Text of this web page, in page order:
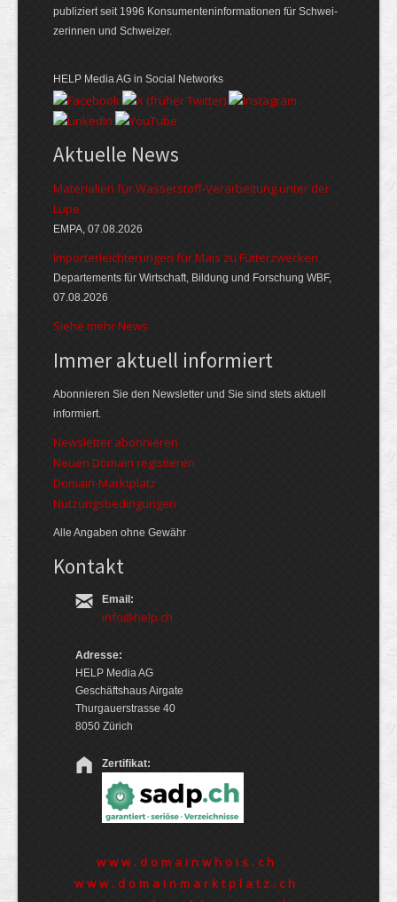
publiziert seit 1996 Konsumenten­informationen für Schwei­
zerinnen und Schweizer.
HELP Media AG in Social Networks
Aktuelle News
Materialien für Wasserstoff-Verarbeitung unter der
Lupe
EMPA, 07.08.2026
Importerleichterungen für Mais zu Futterzwecken
Departements für Wirtschaft, Bildung und Forschung WBF,
07.08.2026
Siehe mehr News
Immer aktuell informiert
Abonnieren Sie den Newsletter und Sie sind stets aktuell
informiert.
Newsletter abonnieren
Neuen Domain registieren
Domain-Marktplatz
Nutzungsbedingungen
Alle Angaben ohne Gewähr
Kontakt
Email:
info@help.ch
Adresse:
HELP Media AG
Geschäftshaus Airgate
Thurgauerstrasse 40
8050 Zürich
Zertifikat:
www.domainwhois.ch
www.domainmarktplatz.ch